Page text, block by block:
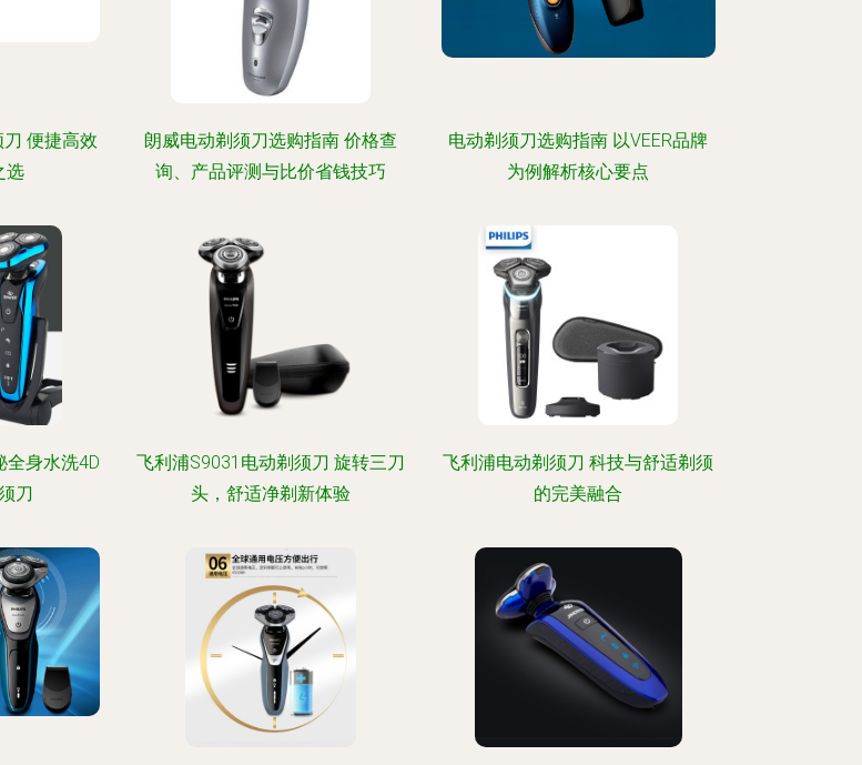
便捷高效
选
朗威电动剃须刀选购指南 价格查
询、产品评测与比价省钱技巧
电动剃须刀选购指南 以VEER品牌
为例解析核心要点
全身水洗4D
刀
飞利浦S9031电动剃须刀 旋转三刀
头，舒适净剃新体验
飞利浦电动剃须刀 科技与舒适剃须
的完美融合